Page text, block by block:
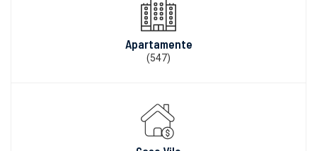
Apartamente
(547)